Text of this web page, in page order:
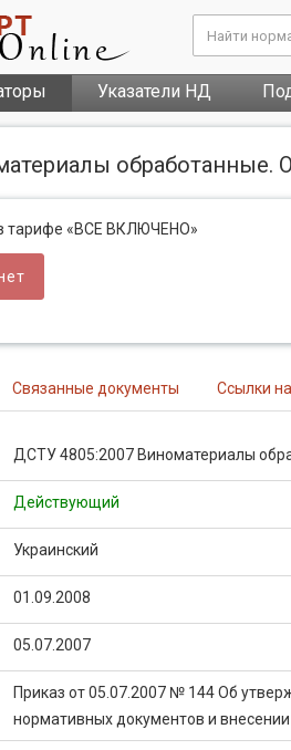
Указатели НД
обработанные.
тарифе «ВСЕ ВКЛЮЧЕНО»
Связанные документы Ссылки
ДСТУ 4805:2007 Виноматериалы
Действующий
Украинский
01.09.2008
05.07.2007
Приказ от 05.07.2007 № 144 Об
нормативных документов и